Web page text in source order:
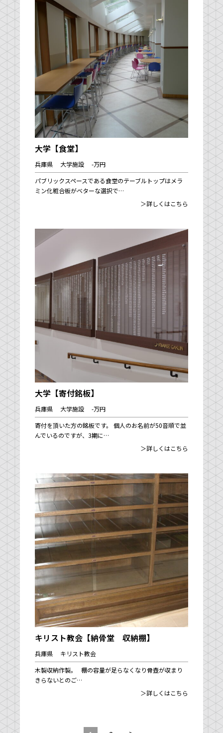
大学【食堂】
兵庫県 大学施設 -万円
パブリックスペースである食堂のテーブルトップはメラ
ミン化粧合板がベターな選択で…
＞詳しくはこちら
大学【寄付銘板】
兵庫県 大学施設 -万円
寄付を頂いた方の銘板です。 個人のお名前が50音順で並
んでいるのですが、3期に…
＞詳しくはこちら
キリスト教会【納骨堂 収納棚】
兵庫県 キリスト教会
木製収納作製。 棚の容量が足らなくなり骨壺が収まり
きらないとのご…
＞詳しくはこちら